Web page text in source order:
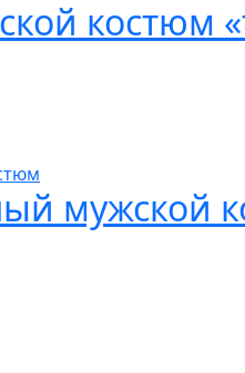
костюм
мужской